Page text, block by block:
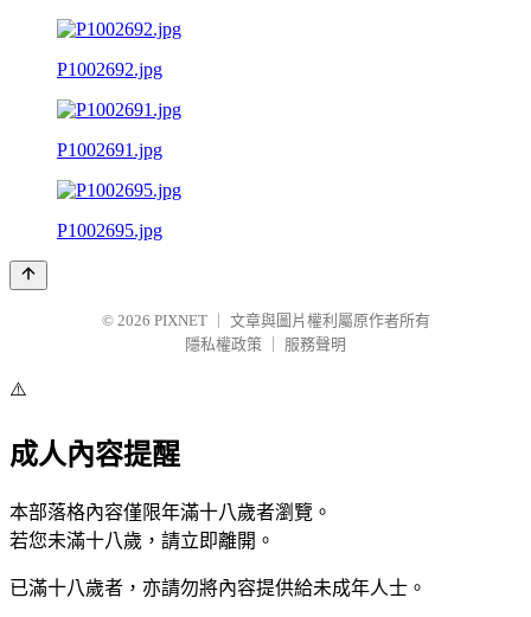
P1002692.jpg
P1002691.jpg
P1002695.jpg
© 2026 PIXNET
文章與圖片權利屬原作者所有
隱私權政策
服務聲明
⚠️
成人內容提醒
本部落格內容僅限年滿十八歲者瀏覽。
若您未滿十八歲，請立即離開。
已滿十八歲者，亦請勿將內容提供給未成年人士。